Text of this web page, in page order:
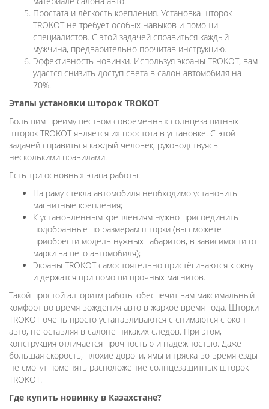
Простата и лёгкость крепления. Установка шторок
TROKOT не требует особых навыков и помощи
специалистов. С этой задачей справиться каждый
мужчина, предварительно прочитав инструкцию.
Эффективность новинки. Используя экраны TROKOT, вам
удастся снизить доступ света в салон автомобиля на
70%.
Этапы установки шторок TROKOT
Большим преимуществом современных солнцезащитных
шторок TROKOT является их простота в установке. С этой
задачей справиться каждый человек, руководствуясь
несколькими правилами.
Есть три основных этапа работы:
На раму стекла автомобиля необходимо установить
магнитные крепления;
К установленным креплениям нужно присоединить
подобранные по размерам шторки (вы сможете
приобрести модель нужных габаритов, в зависимости от
марки вашего автомобиля);
Экраны TROKOT самостоятельно пристёгиваются к окну
и держатся при помощи прочных магнитов.
Такой простой алгоритм работы обеспечит вам максимальный
комфорт во время вождения авто в жаркое время года. Шторки
TROKOT очень просто устанавливаются с снимаются с окон
авто, не оставляя в салоне никаких следов. При этом,
конструкция отличается прочностью и надёжностью. Даже
большая скорость, плохие дороги, ямы и тряска во время езды
не смогут поменять расположение солнцезащитных шторок
TROKOT.
Где купить новинку в Казахстане?